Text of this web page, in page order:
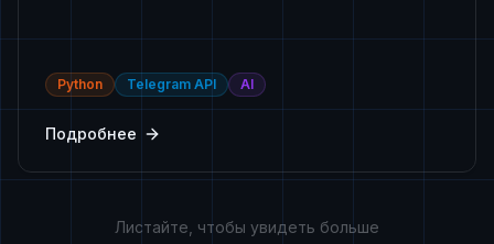
Python Telegram API AI
Подробнее
Листайте, чтобы увидеть больше